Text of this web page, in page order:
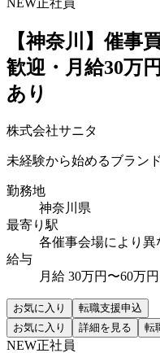
【神奈川】催事
歓迎・月給30万
あり
株式会社サニタ
未経験から始めるブラン
勤務地
神奈川県
最寄り駅
各催事会場により異
給与
月給 30万円〜60万
お気に入り
転職支援申込
お気に入り
詳細を見る 転
NEW正社員